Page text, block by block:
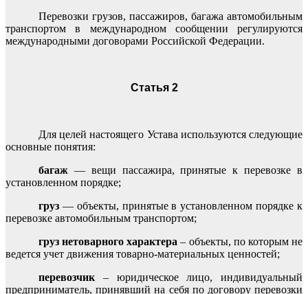
Перевозки грузов, пассажиров, багажа автомобильным
транспортом в международном сообщении регулируются
международными договорами Российской Федерации.
Статья 2
Для целей настоящего Устава используются следующие
основные понятия:
багаж — вещи пассажира, принятые к перевозке в
установленном порядке;
груз — объекты, принятые в установленном порядке к
перевозке автомобильным транспортом;
груз нетоварного характера– объекты, по которым не
ведется учет движения товарно-материальных ценностей;
перевозчик– юридическое лицо, индивидуальный
предприниматель, принявший на себя по договору перевозки